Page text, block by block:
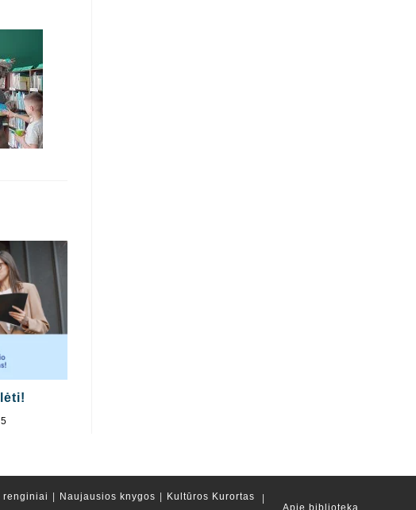
renginiai Naujausios knygos
Kultūros Kurortas
Apie biblioteką